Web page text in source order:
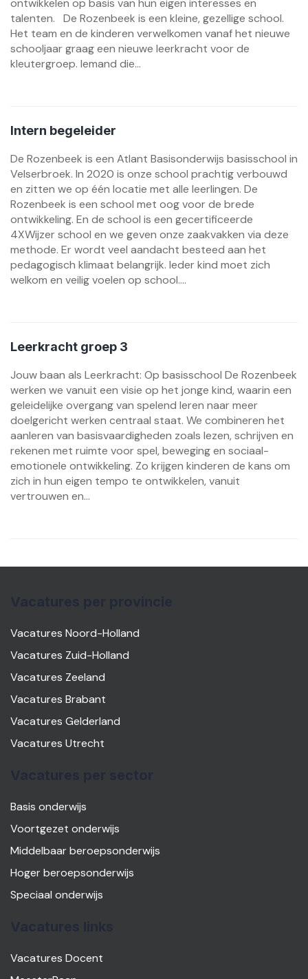
ontwikkelen op basis van hun eigen interesses en
talenten. De Rozenbeek is een kleine, gezellige school.
Het team en de kinderen verwelkomen vanaf het nieuwe
schooljaar graag een nieuwe leerkracht voor de
kleutergroep. Iemand die...
Intern begeleider
De Rozenbeek is een Atlant Basisonderwijs basisschool in
Velserbroek. In 2020 is onze school prachtig verbouwd
en zitten we op één locatie met alle leerlingen. De
Rozenbeek is een school met oog voor de brede
ontwikkeling. En de school is een gecertificeerde
4XWijzer school en we geven onze zaakvakken via deze
methode. Er wordt veel aandacht besteed aan het
pedagogisch klimaat belangrijk. Ieder kind moet zich
welkom en veilig voelen op school....
Leerkracht groep 3
Jouw baan als Leerkracht: Op basisschool De Rozenbeek
werken we vanuit een visie op het jonge kind, waarin een
geleidelijke overgang van spelend leren naar meer
doelgericht werken centraal staat. We combineren het
aanleren van basisvaardigheden zoals lezen, schrijven en
rekenen met ruimte voor spel, beweging en sociaal-
emotionele ontwikkeling. Zo krijgen kinderen de kans om
zich in hun eigen tempo te ontwikkelen, vanuit
vertrouwen en...
Vacatures Noord-Holland
Vacatures Zuid-Holland
Vacatures Zeeland
Vacatures Brabant
Vacatures Gelderland
Vacatures Utrecht
Basis onderwijs
Voortgezet onderwijs
Middelbaar beroepsonderwijs
Hoger beroepsonderwijs
Speciaal onderwijs
Vacatures Docent